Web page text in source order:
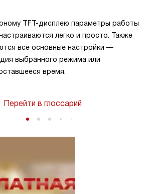
TFT-дисплею параметры работы
легко и просто. Также
все основные настройки —
выбранного режима или
время.
Перейти в глоссарий